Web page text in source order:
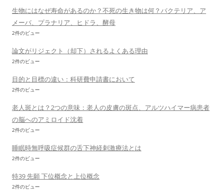
生物にはなぜ寿命があるのか？不死の生き物は何？バクテリア、ア
メーバ、プラナリア、ヒドラ、酵母
2件のビュー
論文がリジェクト（却下）されるよくある理由
2件のビュー
目的と目標の違い：科研費申請書において
2件のビュー
老人斑とは？2つの意味：老人の皮膚の斑点、アルツハイマー病患者
の脳へのアミロイド沈着
2件のビュー
睡眠時無呼吸症候群の舌下神経刺激療法とは
2件のビュー
特39 先願 下位概念と上位概念
2件のビュー